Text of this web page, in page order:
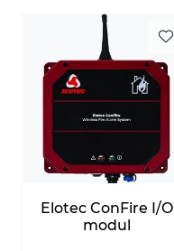
Elotec ConFire I/O
modul